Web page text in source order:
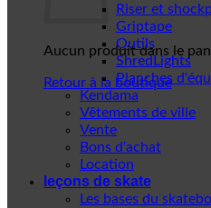
Aucun produit dans le
Retour à la boutique
Riser et
Griptape
Outils
ShredLights
Planches
Kendama
Vêtements de ville
Vente
Bons d'achat
Location
leçons de skate
Les bases du